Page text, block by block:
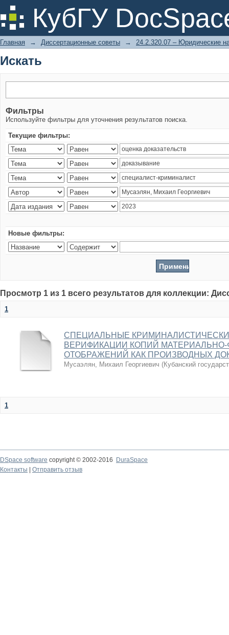
КубГУ
Искать
Главная → Диссертационные советы → 24.2.320.07 – Юридические
Искать
Фильтры
Используйте фильтры для уточнения результатов поиска.
Текущие фильтры:
Новые фильтры:
Просмотр 1 из 1 всего результатов для коллекции:
1
СПЕЦИАЛЬНЫЕ
ВЕРИФИКАЦИИ КОПИЙ
ОТОБРАЖЕНИЙ КАК ПРОИЗВОДНЫХ
Мусаэлян, Михаил Георгиевич (Кубанский
1
DSpace software copyright © 2002-2016
DuraSpace
Контакты
Отправить отзыв